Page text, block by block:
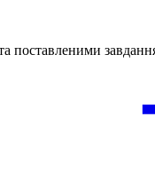
поставленими